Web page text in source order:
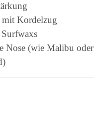
mit Kordelzug
Nose (wie Malibu oder